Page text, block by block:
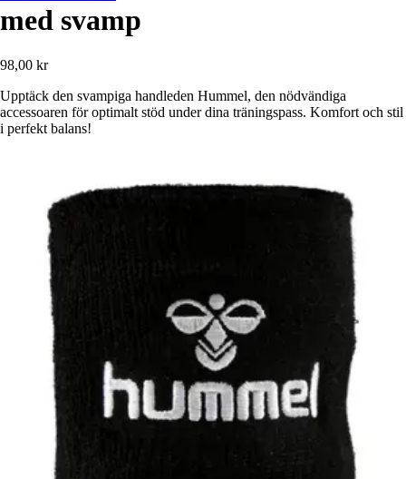
med svamp
98,00 kr
Upptäck den svampiga handleden Hummel, den nödvändiga
accessoaren för optimalt stöd under dina träningspass. Komfort och stil
i perfekt balans!